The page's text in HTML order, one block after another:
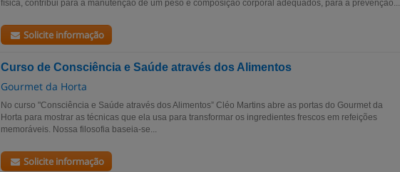
física, contribui para a manutenção de um peso e composição corporal adequados, para a prevenção...
Solicite informação
Curso de Consciência e Saúde através dos Alimentos
Gourmet da Horta
No curso "Consciência e Saúde através dos Alimentos” Cléo Martins abre as portas do Gourmet da
Horta para mostrar as técnicas que ela usa para transformar os ingredientes frescos em refeições
memoráveis. Nossa filosofia baseia-se...
Solicite informação